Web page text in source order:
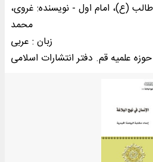
(ع)، امام اول - نویسنده: غروی،
محمد
زبان : عربی
علمیه قم. دفتر انتشارات اسلامی